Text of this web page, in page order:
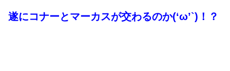
遂にコナーとマーカスが交わるのか(‘ω’`)！？